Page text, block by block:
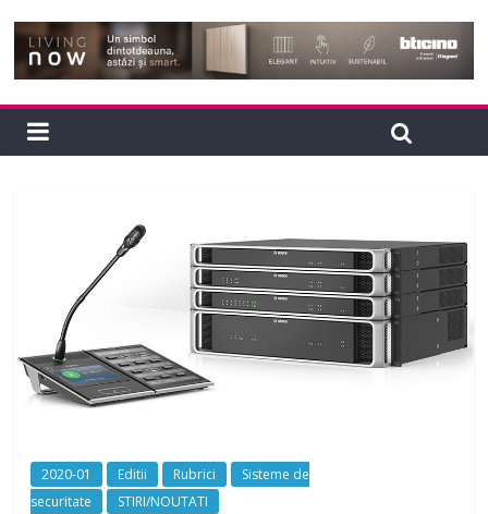
2020-01 Editii Rubrici
Sisteme de
securitate
STIRI/NOUTATI